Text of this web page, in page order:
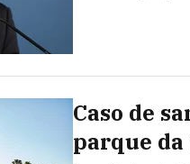
Caso de
parque da